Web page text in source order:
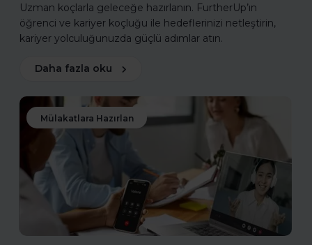
Uzman koçlarla geleceğe hazırlanın. FurtherUp’ın
öğrenci ve kariyer koçluğu ile hedeflerinizi netleştirin,
kariyer yolculuğunuzda güçlü adımlar atın.
Daha fazla oku
Mülakatlara Hazırlan